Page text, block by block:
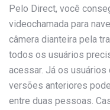
Pelo Direct, você
videochamada para
câmera dianteira pela
todos os usuários
acessar. Já os
versões anteriores
entre duas pessoas.